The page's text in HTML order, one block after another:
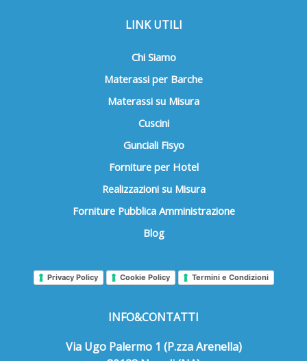
LINK UTILI
Chi Siamo
Materassi per Barche
Materassi su Misura
Cuscini
Gunciali Fisyo
Forniture per Hotel
Realizzazioni su Misura
Forniture Pubblica Amministrazione
Blog
Privacy Policy Cookie Policy Termini e Condizioni
INFO&CONTATTI
Via Ugo Palermo 1 (P.zza Arenella)